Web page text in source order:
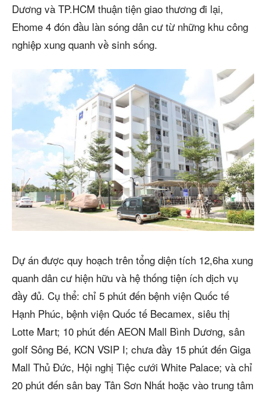
Dương và TP.HCM thuận tiện giao thương đi lại,
Ehome 4 đón đầu làn sóng dân cư từ những khu công
nghiệp xung quanh về sinh sống.
Dự án được quy hoạch trên tổng diện tích 12,6ha xung
quanh dân cư hiện hữu và hệ thống tiện ích dịch vụ
đầy đủ. Cụ thể: chỉ 5 phút đến bệnh viện Quốc tế
Hạnh Phúc, bệnh viện Quốc tế Becamex, siêu thị
Lotte Mart; 10 phút đến AEON Mall Bình Dương, sân
golf Sông Bé, KCN VSIP I; chưa đầy 15 phút đến Giga
Mall Thủ Đức, Hội nghị Tiệc cưới White Palace; và chỉ
20 phút đến sân bay Tân Sơn Nhất hoặc vào trung tâm